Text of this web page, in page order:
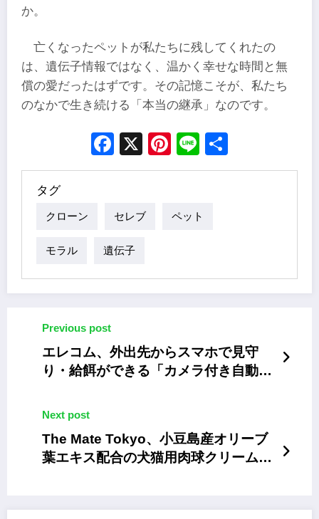
か。
亡くなったペットが私たちに残してくれたの
は、遺伝子情報ではなく、温かく幸せな時間と無
償の愛だったはずです。その記憶こそが、私たち
のなかで生き続ける「本当の継承」なのです。
Facebook
X Pinterest
Line
タグ
クローン セレブ ペット
モラル 遺伝子
Previous post
エレコム、外出先からスマホで見守
り・給餌ができる「カメラ付き自動給
Next post
The Mate Tokyo、小豆島産オリーブ
葉エキス配合の犬猫用肉球クリーム